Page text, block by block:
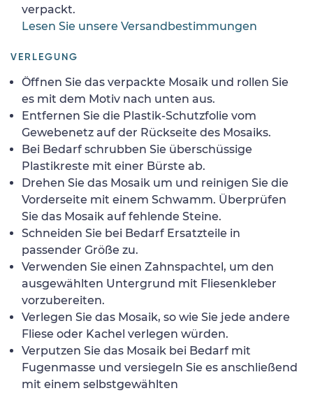
verpackt.
Lesen Sie unsere Versandbestimmungen
VERLEGUNG
Öffnen Sie das verpackte Mosaik und rollen Sie
es mit dem Motiv nach unten aus.
Entfernen Sie die Plastik-Schutzfolie vom
Gewebenetz auf der Rückseite des Mosaiks.
Bei Bedarf schrubben Sie überschüssige
Plastikreste mit einer Bürste ab.
Drehen Sie das Mosaik um und reinigen Sie die
Vorderseite mit einem Schwamm. Überprüfen
Sie das Mosaik auf fehlende Steine.
Schneiden Sie bei Bedarf Ersatzteile in
passender Größe zu.
Verwenden Sie einen Zahnspachtel, um den
ausgewählten Untergrund mit Fliesenkleber
vorzubereiten.
Verlegen Sie das Mosaik, so wie Sie jede andere
Fliese oder Kachel verlegen würden.
Verputzen Sie das Mosaik bei Bedarf mit
Fugenmasse und versiegeln Sie es anschließend
mit einem selbstgewählten